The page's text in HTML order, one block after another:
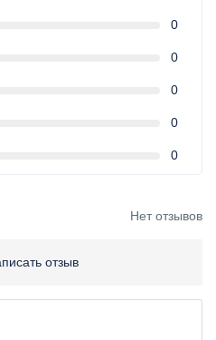
0
0
0
0
0
Нет отзывов
отзыв